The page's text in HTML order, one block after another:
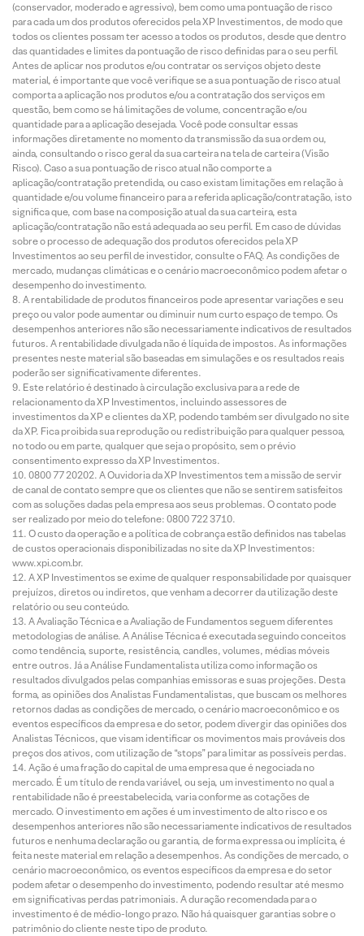
(conservador, moderado e agressivo), bem como uma pontuação de risco
para cada um dos produtos oferecidos pela XP Investimentos, de modo que
todos os clientes possam ter acesso a todos os produtos, desde que dentro
das quantidades e limites da pontuação de risco definidas para o seu perfil.
Antes de aplicar nos produtos e/ou contratar os serviços objeto deste
material, é importante que você verifique se a sua pontuação de risco atual
comporta a aplicação nos produtos e/ou a contratação dos serviços em
questão, bem como se há limitações de volume, concentração e/ou
quantidade para a aplicação desejada. Você pode consultar essas
informações diretamente no momento da transmissão da sua ordem ou,
ainda, consultando o risco geral da sua carteira na tela de carteira (Visão
Risco). Caso a sua pontuação de risco atual não comporte a
aplicação/contratação pretendida, ou caso existam limitações em relação à
quantidade e/ou volume financeiro para a referida aplicação/contratação, isto
significa que, com base na composição atual da sua carteira, esta
aplicação/contratação não está adequada ao seu perfil. Em caso de dúvidas
sobre o processo de adequação dos produtos oferecidos pela XP
Investimentos ao seu perfil de investidor, consulte o FAQ. As condições de
mercado, mudanças climáticas e o cenário macroeconômico podem afetar o
desempenho do investimento.
A rentabilidade de produtos financeiros pode apresentar variações e seu
preço ou valor pode aumentar ou diminuir num curto espaço de tempo. Os
desempenhos anteriores não são necessariamente indicativos de resultados
futuros. A rentabilidade divulgada não é líquida de impostos. As informações
presentes neste material são baseadas em simulações e os resultados reais
poderão ser significativamente diferentes.
Este relatório é destinado à circulação exclusiva para a rede de
relacionamento da XP Investimentos, incluindo assessores de
investimentos da XP e clientes da XP, podendo também ser divulgado no site
da XP. Fica proibida sua reprodução ou redistribuição para qualquer pessoa,
no todo ou em parte, qualquer que seja o propósito, sem o prévio
consentimento expresso da XP Investimentos.
0800 77 20202. A Ouvidoria da XP Investimentos tem a missão de servir
de canal de contato sempre que os clientes que não se sentirem satisfeitos
com as soluções dadas pela empresa aos seus problemas. O contato pode
ser realizado por meio do telefone: 0800 722 3710.
O custo da operação e a política de cobrança estão definidos nas tabelas
de custos operacionais disponibilizadas no site da XP Investimentos:
www.xpi.com.br.
A XP Investimentos se exime de qualquer responsabilidade por quaisquer
prejuízos, diretos ou indiretos, que venham a decorrer da utilização deste
relatório ou seu conteúdo.
A Avaliação Técnica e a Avaliação de Fundamentos seguem diferentes
metodologias de análise. A Análise Técnica é executada seguindo conceitos
como tendência, suporte, resistência, candles, volumes, médias móveis
entre outros. Já a Análise Fundamentalista utiliza como informação os
resultados divulgados pelas companhias emissoras e suas projeções. Desta
forma, as opiniões dos Analistas Fundamentalistas, que buscam os melhores
retornos dadas as condições de mercado, o cenário macroeconômico e os
eventos específicos da empresa e do setor, podem divergir das opiniões dos
Analistas Técnicos, que visam identificar os movimentos mais prováveis dos
preços dos ativos, com utilização de “stops” para limitar as possíveis perdas.
Ação é uma fração do capital de uma empresa que é negociada no
mercado. É um título de renda variável, ou seja, um investimento no qual a
rentabilidade não é preestabelecida, varia conforme as cotações de
mercado. O investimento em ações é um investimento de alto risco e os
desempenhos anteriores não são necessariamente indicativos de resultados
futuros e nenhuma declaração ou garantia, de forma expressa ou implícita, é
feita neste material em relação a desempenhos. As condições de mercado, o
cenário macroeconômico, os eventos específicos da empresa e do setor
podem afetar o desempenho do investimento, podendo resultar até mesmo
em significativas perdas patrimoniais. A duração recomendada para o
investimento é de médio-longo prazo. Não há quaisquer garantias sobre o
patrimônio do cliente neste tipo de produto.